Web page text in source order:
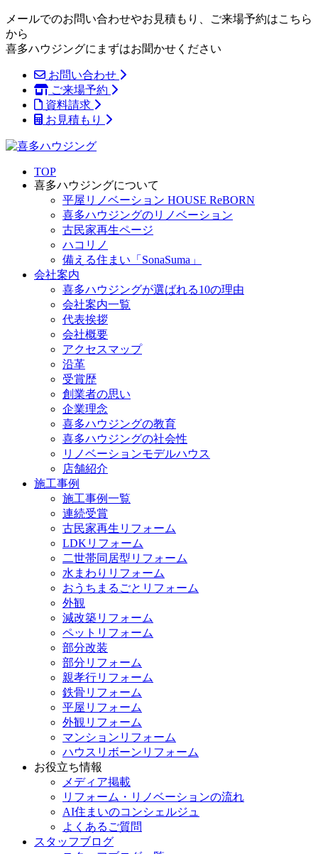
メールでのお問い合わせやお見積もり、ご来場予約はこちら
から
喜多ハウジングにまずはお聞かせください
お問い合わせ
ご来場予約
資料請求
お見積もり
TOP
喜多ハウジングについて
平屋リノベーション HOUSE ReBORN
喜多ハウジングのリノベーション
古民家再生ページ
ハコリノ
備える住まい「SonaSuma」
会社案内
喜多ハウジングが選ばれる10の理由
会社案内一覧
代表挨拶
会社概要
アクセスマップ
沿革
受賞歴
創業者の思い
企業理念
喜多ハウジングの教育
喜多ハウジングの社会性
リノベーションモデルハウス
店舗紹介
施工事例
施工事例一覧
連続受賞
古民家再生リフォーム
LDKリフォーム
二世帯同居型リフォーム
水まわりリフォーム
おうちまるごとリフォーム
外観
減改築リフォーム
ペットリフォーム
部分改装
部分リフォーム
親孝行リフォーム
鉄骨リフォーム
平屋リフォーム
外観リフォーム
マンションリフォーム
ハウスリボーンリフォーム
お役立ち情報
メディア掲載
リフォーム・リノベーションの流れ
AI住まいのコンシェルジュ
よくあるご質問
スタッフブログ